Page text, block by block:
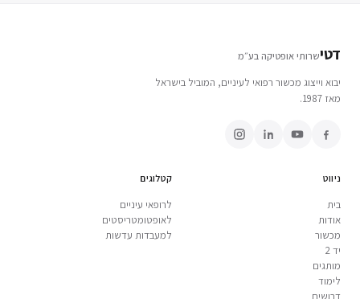
דטישרותי אופטיקה בע״מ
יבוא וייצוג מכשור רפואי לעיניים, המוביל בישראל
מאז 1987.
ניווט
בית
אודות
מכשור
יד 2
מותגים
לימוד
דרושים
קטלוגים
לרופאי עיניים
לאופטומטריסטים
למעבדות עדשות